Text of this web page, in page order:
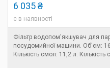
6 035 ₴
є в наявності
Фільтр водопом'якшувач для
посудомийної машини. Об'єм:
Кількість смол: 11,2 л. Кількість